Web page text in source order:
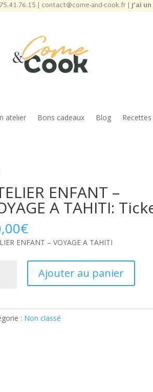
| contact@come-and-cook.fr|J’ai
atelier Bons cadeaux Blog Recettes
ENFANT –
A TAHITI:
€
ENFANT – VOYAGE A TAHITI
Ajouter au panier
: Non classé